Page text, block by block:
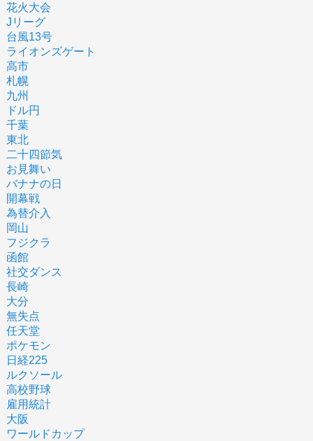
花火大会
Jリーグ
台風13号
ライオンズゲート
高市
札幌
九州
ドル円
千葉
東北
二十四節気
お見舞い
バナナの日
開幕戦
為替介入
岡山
フジクラ
函館
社交ダンス
長崎
大分
無失点
任天堂
ポケモン
日経225
ルクソール
高校野球
雇用統計
大阪
ワールドカップ